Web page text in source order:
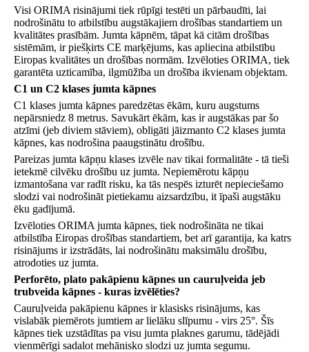
Visi ORIMA risinājumi tiek rūpīgi testēti un pārbaudīti, lai
nodrošinātu to atbilstību augstākajiem drošības standartiem un
kvalitātes prasībām. Jumta kāpnēm, tāpat kā citām drošības
sistēmām, ir piešķirts CE marķējums, kas apliecina atbilstību
Eiropas kvalitātes un drošības normām. Izvēloties ORIMA, tiek
garantēta uzticamība, ilgmūžība un drošība ikvienam objektam.
C1 un C2 klases jumta kāpnes
C1 klases jumta kāpnes paredzētas ēkām, kuru augstums
nepārsniedz 8 metrus. Savukārt ēkām, kas ir augstākas par šo
atzīmi (jeb diviem stāviem), obligāti jāizmanto C2 klases jumta
kāpnes, kas nodrošina paaugstinātu drošību.
Pareizas jumta kāpņu klases izvēle nav tikai formalitāte - tā tieši
ietekmē cilvēku drošību uz jumta. Nepiemērotu kāpņu
izmantošana var radīt risku, ka tās nespēs izturēt nepieciešamo
slodzi vai nodrošināt pietiekamu aizsardzību, it īpaši augstāku
ēku gadījumā.
Izvēloties ORIMA jumta kāpnes, tiek nodrošināta ne tikai
atbilstība Eiropas drošības standartiem, bet arī garantija, ka katrs
risinājums ir izstrādāts, lai nodrošinātu maksimālu drošību,
atrodoties uz jumta.
Perforēto, plato pakāpienu kāpnes un cauruļveida jeb
trubveida kāpnes - kuras izvēlēties?
Cauruļveida pakāpienu kāpnes ir klasisks risinājums, kas
vislabāk piemērots jumtiem ar lielāku slīpumu - virs 25°. Šīs
kāpnes tiek uzstādītas pa visu jumta plaknes garumu, tādējādi
vienmērīgi sadalot mehānisko slodzi uz jumta segumu.